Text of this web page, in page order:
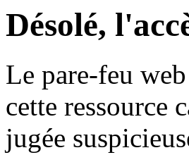
Désolé,
Le pare-feu
cette ressource
jugée